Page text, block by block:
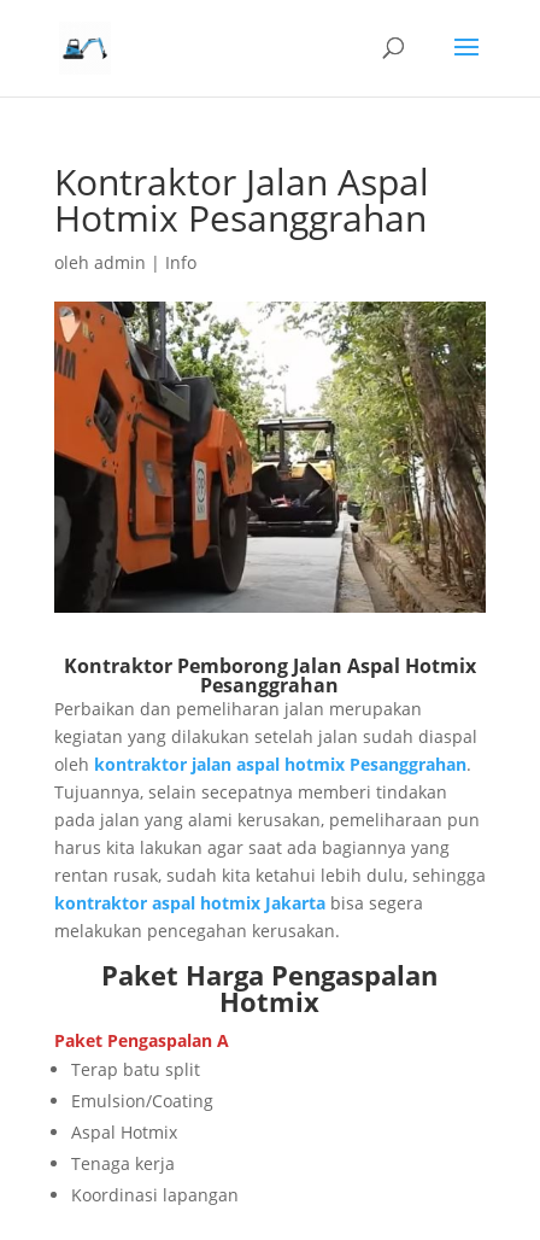
Kontraktor Jalan Aspal
Hotmix Pesanggrahan
oleh admin | Info
Kontraktor Pemborong Jalan Aspal Hotmix
Pesanggrahan
Perbaikan dan pemeliharan jalan merupakan
kegiatan yang dilakukan setelah jalan sudah diaspal
oleh kontraktor jalan aspal hotmix Pesanggrahan.
Tujuannya, selain secepatnya memberi tindakan
pada jalan yang alami kerusakan, pemeliharaan pun
harus kita lakukan agar saat ada bagiannya yang
rentan rusak, sudah kita ketahui lebih dulu, sehingga
kontraktor aspal hotmix Jakarta bisa segera
melakukan pencegahan kerusakan.
Paket Harga Pengaspalan
Hotmix
Paket Pengaspalan A
Terap batu split
Emulsion/Coating
Aspal Hotmix
Tenaga kerja
Koordinasi lapangan